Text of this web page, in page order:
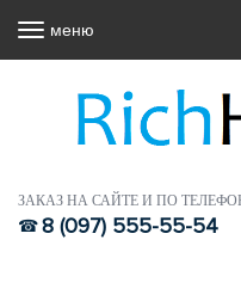
ЗАКАЗ НА САЙТЕ И ПО
8 (097) 555-55-54
меню